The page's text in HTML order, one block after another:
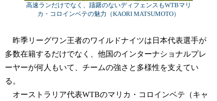
高速ランだけでなく、躊躇のないディフェンスもWTBマリ
カ・コロインベテの魅力（KAORI MATSUMOTO）
昨季リーグワン王者のワイルドナイツは日本代表選手が
多数在籍するだけでなく、他国のインターナショナルプレ
ーヤーが何人もいて、チームの強さと多様性を支えてい
る。
オーストラリア代表WTBのマリカ・コロインベテ（キャ